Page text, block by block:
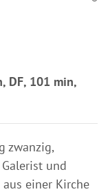
DF, 101 min,
zwanzig,
und
einer Kirche